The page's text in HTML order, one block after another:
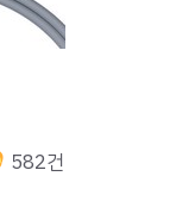
582건